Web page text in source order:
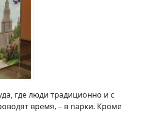
где люди традиционно и с
время, – в парки. Кроме